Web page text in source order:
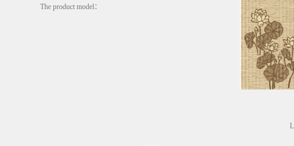
The product model：